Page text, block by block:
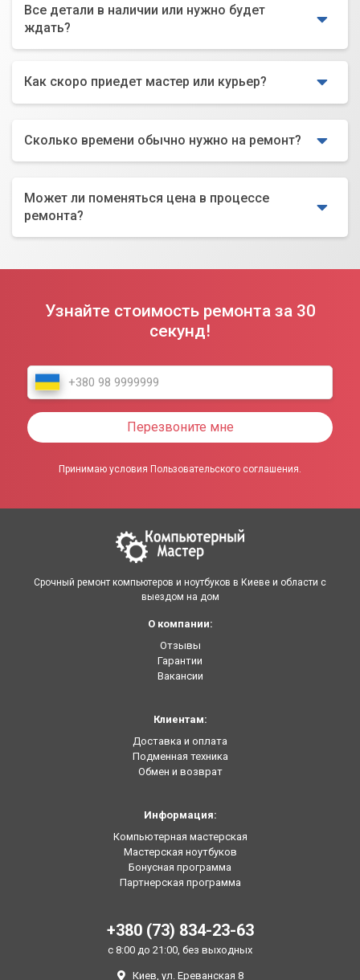
Все детали в наличии или нужно будет
ждать?
Как скоро приедет мастер или курьер?
Сколько времени обычно нужно на ремонт?
Может ли поменяться цена в процессе
ремонта?
Узнайте стоимость ремонта за 30
секунд!
Перезвоните мне
Принимаю условия Пользовательского соглашения.
Срочный ремонт компьютеров и ноутбуков в Киеве и области с
выездом на дом
О компании:
Отзывы
Гарантии
Вакансии
Клиентам:
Доставка и оплата
Подменная техника
Обмен и возврат
Информация:
Компьютерная мастерская
Мастерская ноутбуков
Бонусная программа
Партнерская программа
+380 (73) 834-23-63
с 8:00 до 21:00, без выходных
Киев, ул. Ереванская 8